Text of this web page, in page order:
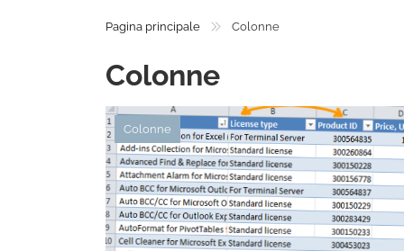
Pagina principale Colonne
Colonne
Colonne